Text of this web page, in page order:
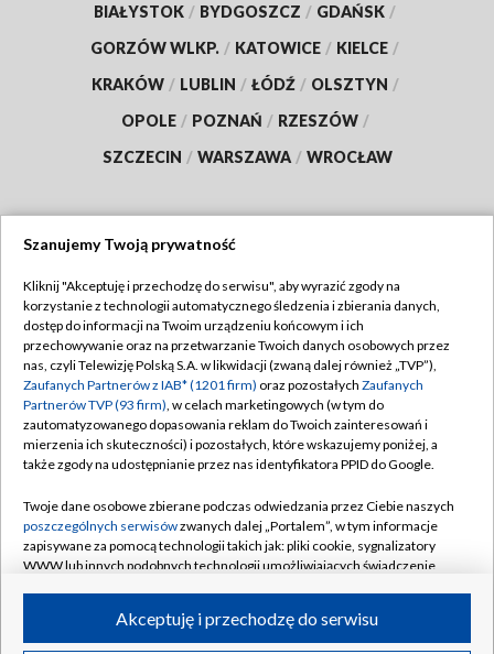
BIAŁYSTOK / BYDGOSZCZ / GDAŃSK /
GORZÓW WLKP. / KATOWICE / KIELCE /
KRAKÓW / LUBLIN / ŁÓDŹ / OLSZTYN /
OPOLE / POZNAŃ / RZESZÓW /
SZCZECIN / WARSZAWA / WROCŁAW
TVP
Abonament TVP
Emisja w TVP
Centrum informacji TVP
Naziemna Telewizja Cyfrowa
Rada Programowa
System NOS
Informacje o nadawcy
Program dla prasy
Regulamin TVP
Polityka prywatności
Moje zgody
Pomoc
Kontakt
Kanały
Szanujemy Twoją prywatność
Kliknij "Akceptuję i przechodzę do serwisu", aby wyrazić zgody na
korzystanie z technologii automatycznego śledzenia i zbierania danych,
dostęp do informacji na Twoim urządzeniu końcowym i ich
przechowywanie oraz na przetwarzanie Twoich danych osobowych przez
nas, czyli Telewizję Polską S.A. w likwidacji (zwaną dalej również „TVP”),
Zaufanych Partnerów z IAB* (1201 firm) oraz pozostałych Zaufanych
Partnerów TVP (93 firm), w celach marketingowych (w tym do
zautomatyzowanego dopasowania reklam do Twoich zainteresowań i
mierzenia ich skuteczności) i pozostałych, które wskazujemy poniżej, a
także zgody na udostępnianie przez nas identyfikatora PPID do Google.
Twoje dane osobowe zbierane podczas odwiedzania przez Ciebie naszych
poszczególnych serwisówzwanych dalej „Portalem”, w tym informacje
zapisywane za pomocą technologii takich jak: pliki cookie, sygnalizatory
WWW lub innych podobnych technologii umożliwiających świadczenie
ruchu w Internecie.Akceptuję i przechodzę do serwisu